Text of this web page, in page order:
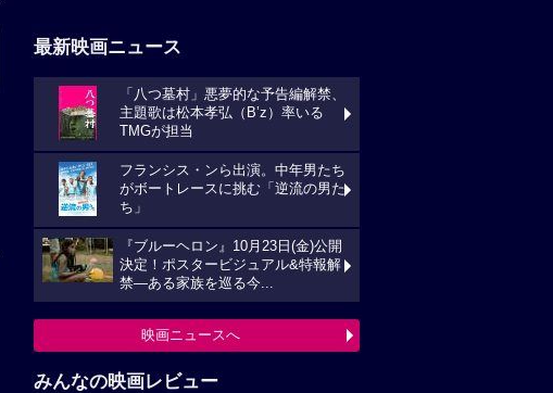
最新映画ニュース
「八つ墓村」悪夢的な予告編解禁、
主題歌は松本孝弘（B’z）率いる
TMGが担当
フランシス・ンら出演。中年男たち
がボートレースに挑む「逆流の男た
ち」
『ブルーヘロン』10月23日(金)公開
決定！ポスタービジュアル&特報解
禁―ある家族を巡る今...
映画ニュースへ
みんなの映画レビュー